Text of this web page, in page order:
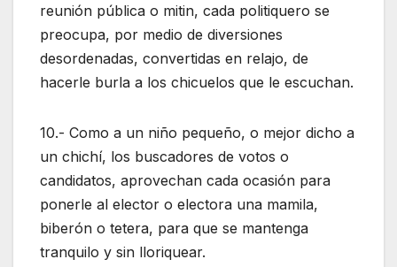
reunión pública o mitin, cada politiquero se
preocupa, por medio de diversiones
desordenadas, convertidas en relajo, de
hacerle burla a los chicuelos que le escuchan.
10.- Como a un niño pequeño, o mejor dicho a
un chichí, los buscadores de votos o
candidatos, aprovechan cada ocasión para
ponerle al elector o electora una mamila,
biberón o tetera, para que se mantenga
tranquilo y sin lloriquear.